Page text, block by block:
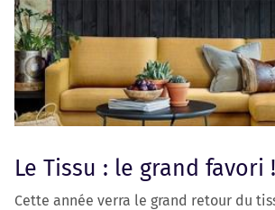
Le Tissu : le grand favori !
Cette année verra le grand retour du